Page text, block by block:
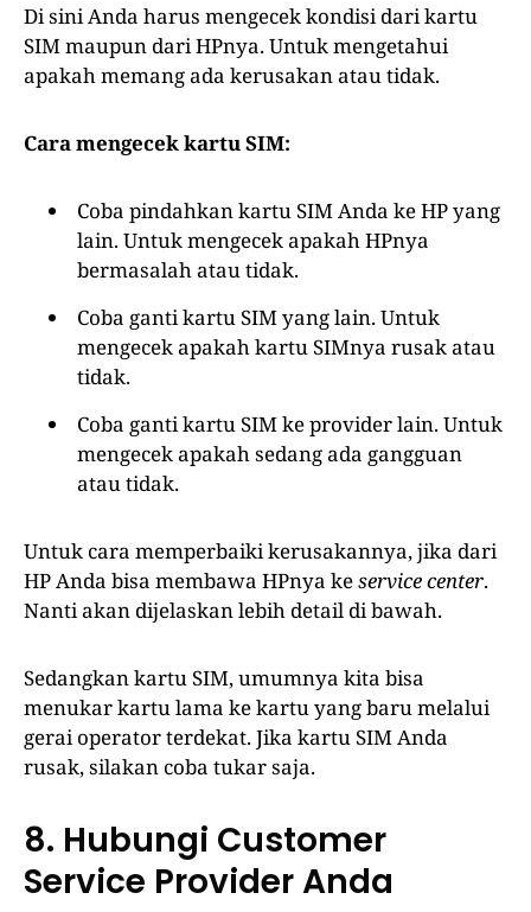
Di sini Anda harus mengecek kondisi dari kartu
SIM maupun dari HPnya. Untuk mengetahui
apakah memang ada kerusakan atau tidak.
Cara mengecek kartu SIM:
Coba pindahkan kartu SIM Anda ke HP yang
lain. Untuk mengecek apakah HPnya
bermasalah atau tidak.
Coba ganti kartu SIM yang lain. Untuk
mengecek apakah kartu SIMnya rusak atau
tidak.
Coba ganti kartu SIM ke provider lain. Untuk
mengecek apakah sedang ada gangguan
atau tidak.
Untuk cara memperbaiki kerusakannya, jika dari
HP Anda bisa membawa HPnya keservice center.
Nanti akan dijelaskan lebih detail di bawah.
Sedangkan kartu SIM, umumnya kita bisa
menukar kartu lama ke kartu yang baru melalui
gerai operator terdekat. Jika kartu SIM Anda
rusak, silakan coba tukar saja.
8. Hubungi Customer
Service Provider Anda